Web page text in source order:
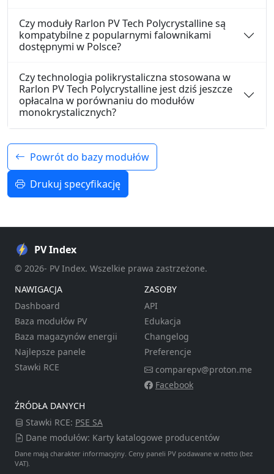
Czy moduły Rarlon PV Tech Polycrystalline są
kompatybilne z popularnymi falownikami
dostępnymi w Polsce?
Czy technologia polikrystaliczna stosowana w
Rarlon PV Tech Polycrystalline jest dziś jeszcze
opłacalna w porównaniu do modułów
monokrystalicznych?
Powrót do bazy modułów
Drukuj specyfikację
PV Index
© 2026- PV Index. Wszelkie prawa zastrzeżone.
NAWIGACJA
Dashboard
Baza modułów PV
Baza magazynów energii
Najlepsze panele
Stawki RCE
ZASOBY
API
Edukacja
Changelog
Preferencje
comparepv@proton.me
Facebook
ŹRÓDŁA DANYCH
Stawki RCE: PSE SA
Dane modułów: Karty katalogowe producentów
Dane mają charakter informacyjny. Ceny paneli PV podawane w netto (bez
VAT).